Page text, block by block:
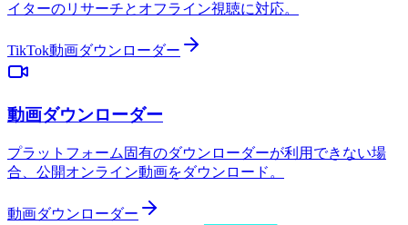
イターのリサーチとオフライン視聴に対応。
TikTok動画ダウンローダー
動画ダウンローダー
プラットフォーム固有のダウンローダーが利用できない場
合、公開オンライン動画をダウンロード。
動画ダウンローダー